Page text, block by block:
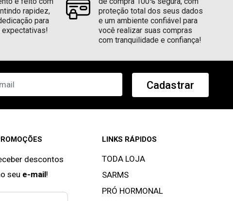
rapidez,
para
expectativas!
proteção total dos seus dados
e um ambiente confiável para
você realizar suas compras
com tranquilidade e confiança!
Cadastrar
descontos
seu e-mail!
LINKS RÁPIDOS
TODA LOJA
SARMS
PRÓ HORMONAL